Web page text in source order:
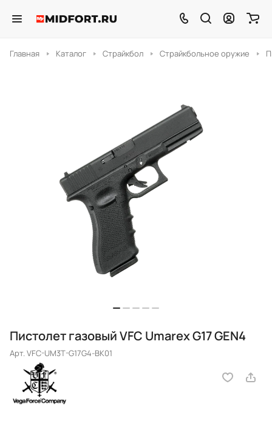
Главная Каталог Страйкбол Страйкбольное оружие
Пистолет газовый VFC Umarex G17 GEN4
Арт.VFC-UM3T-G17G4-BK01